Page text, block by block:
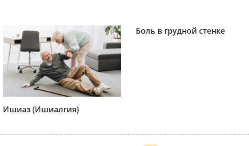
Ишиаз (Ишиалгия)
Боль в грудной стенке